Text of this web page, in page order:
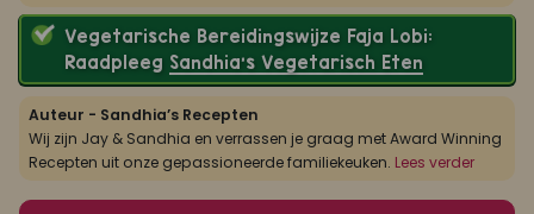
Vegetarische Bereidingswijze Faja Lobi:
Raadpleeg Sandhia’s Vegetarisch Eten
Auteur - Sandhia’s Recepten
Wij zijn Jay & Sandhia en verrassen je graag met Award Winning
Recepten uit onze gepassioneerde familiekeuken. Lees verder